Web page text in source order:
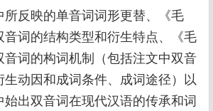
所反映的单音词词形更替、《毛
音词的结构类型和衍生特点、《毛
音词的构词机制（包括注文中双音
动因和成词条件、成词途径）以
始出双音词在现代汉语的传承和词